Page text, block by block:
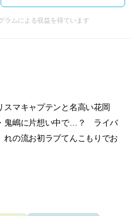
ラムによる収益を得ています
マキャプテンと名高い花岡
鬼嶋に片想い中で…？ ライバ
れの流お初ラブてんこもりでお